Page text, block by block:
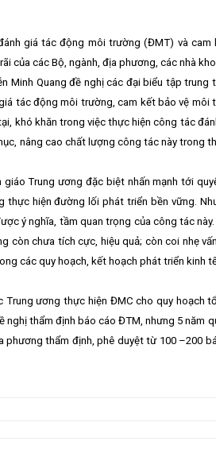
giá tác động môi trường (ĐMT) và
các Bộ, ngành, địa phương, các nhà
Minh Quang đề nghị các đại biểu tập
tác động môi trường, cam kết bảo vệ môi
khó khăn trong việc thực hiện công tác
nâng cao chất lượng công tác này trong
giáo Trung ương đặc biệt nhấn mạnh tới
thực hiện đường lối phát triển bền vững.
ý nghĩa, tầm quan trọng của công tác
chưa tích cực, hiệu quả; còn coi nhẹ
các quy hoạch, kết hoạch phát triển kinh
ương thực hiện ĐMC cho quy hoạch
thẩm định báo cáo ĐTM, nhưng 5 năm
thẩm định, phê duyệt từ 100 –200